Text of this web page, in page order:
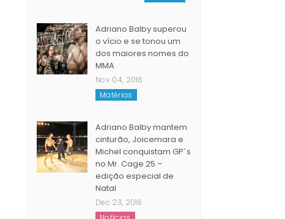
Adriano Balby superou
o vício e se tonou um
dos maiores nomes do
MMA
Nov 04, 2016
Adriano Balby mantem
cinturão, Joicemara e
Michel conquistam GP´s
no Mr. Cage 25 –
edição especial de
Natal
Dec 23, 2016